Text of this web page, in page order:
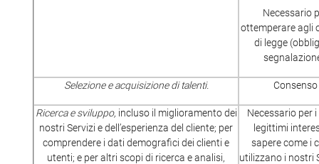
Necessario
ottemperare agli
di legge
Selezione e acquisizione di talenti. Consenso
Ricerca e sviluppo, incluso il miglioramento dei
nostri Servizi e dell’esperienza del cliente; per
comprendere i dati demografici dei clienti e
utenti; e per altri scopi di ricerca e analisi,
Necessario per
legittimi
sapere come i
utilizzano i nostri